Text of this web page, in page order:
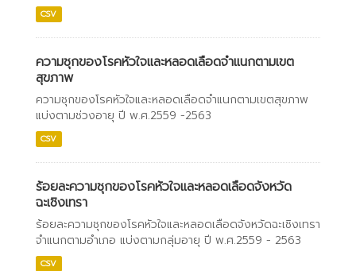
CSV
ความชุกของโรคหัวใจและหลอดเลือดจำแนกตามเขต
สุขภาพ
ความชุกของโรคหัวใจและหลอดเลือดจำแนกตามเขตสุขภาพ
แบ่งตามช่วงอายุ ปี พ.ศ.2559 -2563
CSV
ร้อยละความชุกของโรคหัวใจและหลอดเลือดจังหวัด
ฉะเชิงเทรา
ร้อยละความชุกของโรคหัวใจและหลอดเลือดจังหวัดฉะเชิงเทรา
จำแนกตามอำเภอ แบ่งตามกลุ่มอายุ ปี พ.ศ.2559 - 2563
CSV